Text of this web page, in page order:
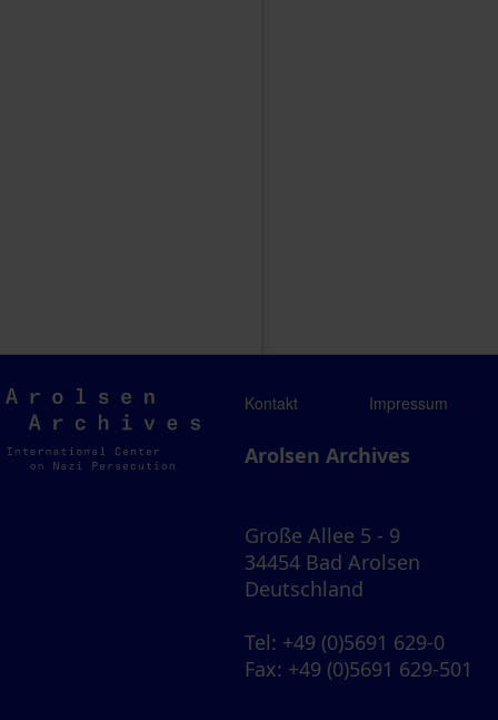
Arolsen
Archives
Kontakt Impressum
Arolsen Archives
Große Allee 5 - 9
34454 Bad Arolsen
Deutschland
Tel: +49 (0)5691 629-0
Fax: +49 (0)5691 629-501